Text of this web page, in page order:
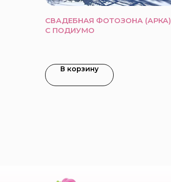
СВАДЕБНАЯ ФОТОЗОНА (АРКА)
С ПОДИУМО
В корзину